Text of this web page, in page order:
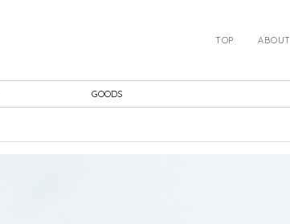
ABOUT
TOP
GOODS